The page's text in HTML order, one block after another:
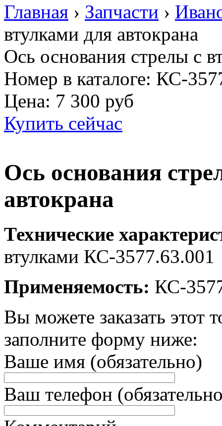
Главная › Запчасти ›
втулками для автокрана
Ось основания стрелы с
Номер в каталоге: КС-
Цена: 7 300 руб
Купить сейчас
Ось основания
автокрана
Технические
втулками КС-3577.63.001
Применяемость: КС-
Вы можете заказать этот
заполните форму ниже:
Ваше имя (обязательно)
Ваш телефон